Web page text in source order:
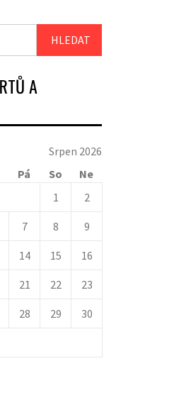
A
Srpen 2026
Pá So
Ne
1
2
7 8 9
14 15 16
21 22 23
28 29 30